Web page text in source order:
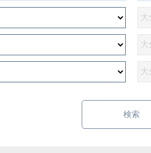
検索